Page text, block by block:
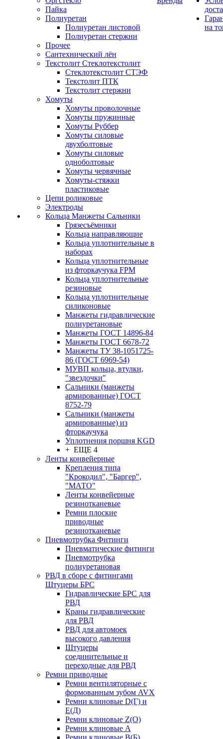
Пайка
Полиуретан
Полиуретан листовой
Полиуретан стержни
Прочее
Сантехнический лён
Текстолит Стеклотекстолит
Стеклотекстолит СТЭФ
Текстолит ПТК
Текстолит стержни
Хомуты
Хомуты проволочные
Хомуты пружинные
Хомуты Руббер
Хомуты силовые
двухболтовые
Хомуты силовые
одноболтовые
Хомуты червячные
Хомуты-стяжки
пластиковые
Цепи роликовые
Электроды
Кольца Манжеты Сальники
Грязесъёмники
Кольца направляющие
Кольца уплотнительные в
наборах
Кольца уплотнительные
из фторкаучука FPM
Кольца уплотнительные
резиновые
Кольца уплотнительные
силиконовые
Манжеты гидравлические
полиуретановые
Манжеты ГОСТ 14896-84
Манжеты ГОСТ 6678-72
Манжеты ТУ 38-1051725-
86 (ГОСТ 6969-54)
МУВП кольца, втулки,
"звездочки"
Сальники (манжеты
армированные) ГОСТ
8752-79
Сальники (манжеты
армированные) из
фторкаучука
Уплотнения поршня KGD
+ ЕЩЕ 4
Ленты конвейерные
Крепления типа
"Крокодил", "Баргер",
"МАТО"
Ленты конвейерные
резинотканевые
Ремни плоские
приводные
резинотканевые
Пневмотрубка Фитинги
Пневматические фитинги
Пневмотрубка
полиуретановая
РВД в сборе с фитингами
Штуцеры БРС
Гидравлические БРС для
РВД
Краны гидравлические
для РВД
РВД для автомоек
высокого давления
Штуцеры
соединительные и
переходные для РВД
Ремни приводные
Ремни вентиляторные с
формованным зубом AVX
Ремни клиновые D(Г) и
Е(Д)
Ремни клиновые Z(О)
Ремни клиновые А
Ремни клиновые В(Б)
на